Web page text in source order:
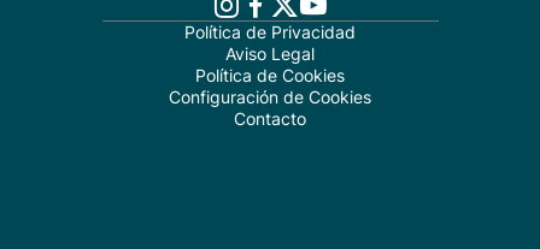
Política de Privacidad
Aviso Legal
Política de Cookies
Configuración de Cookies
Contacto